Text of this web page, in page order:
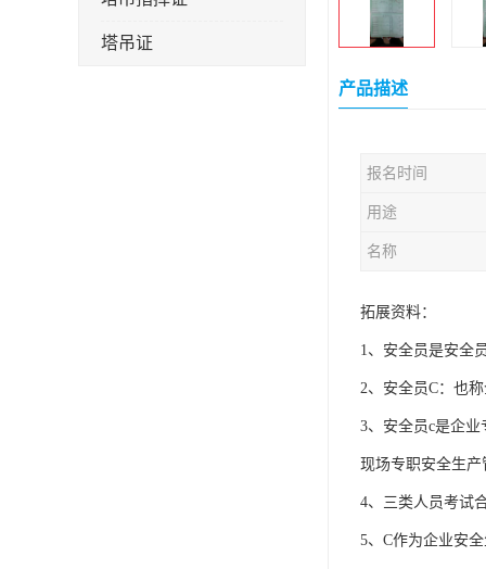
塔吊证
产品描述
报名时间
用途
名称
拓展资料：
1、安全员是安全
2、安全员C：也
3、安全员c是企
现场专职安全生产
4、三类人员考试
5、C作为企业安